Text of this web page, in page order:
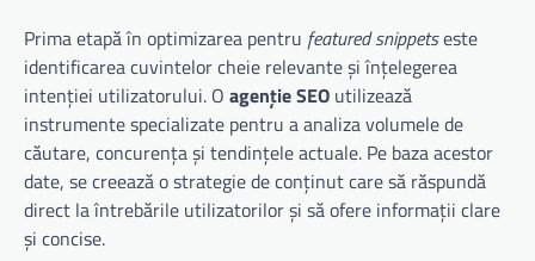
Prima etapă în optimizarea pentru featured snippetseste
identificarea cuvintelor cheie relevante și înțelegerea
intenției utilizatorului. O agenție SEO utilizează
instrumente specializate pentru a analiza volumele de
căutare, concurența și tendințele actuale. Pe baza acestor
date, se creează o strategie de conținut care să răspundă
direct la întrebările utilizatorilor și să ofere informații clare
și concise.